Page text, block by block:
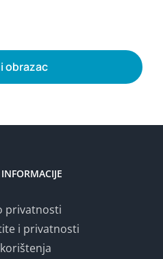
obrazac
privatnosti
i privatnosti